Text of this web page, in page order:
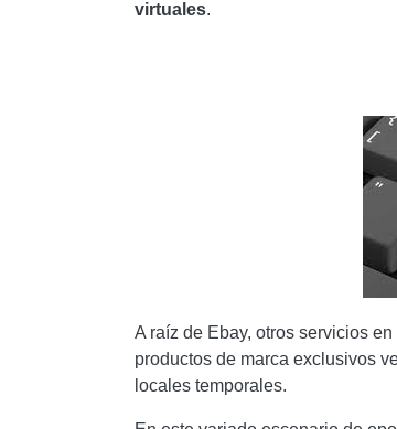
virtuales.
A raíz de Ebay, otros servicios
productos de marca exclusivos
locales temporales.